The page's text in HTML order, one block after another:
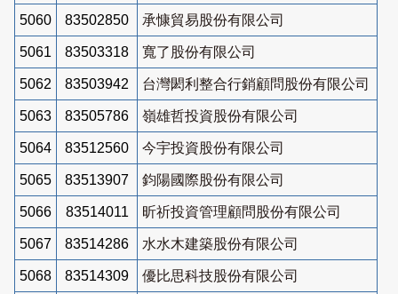
5060 83502850 承慷貿易股份有限公司
5061 83503318 寬了股份有限公司
5062 83503942 台灣閎利整合行銷顧問股份有限公司
5063 83505786 嶺雄哲投資股份有限公司
5064 83512560 今宇投資股份有限公司
5065 83513907 鈞陽國際股份有限公司
5066 83514011 昕祈投資管理顧問股份有限公司
5067 83514286 水水木建築股份有限公司
5068 83514309 優比思科技股份有限公司